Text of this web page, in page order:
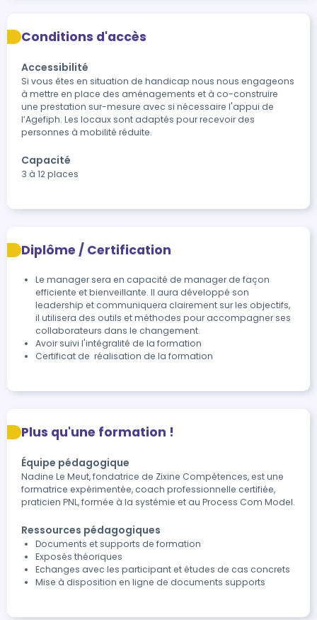
Conditions d'accès
Accessibilité
Si vous êtes en situation de handicap nous nous engageons
à mettre en place des aménagements et à co-construire
une prestation sur-mesure avec si nécessaire l'appui de
l’Agefiph. Les locaux sont adaptés pour recevoir des
personnes à mobilité réduite.
Capacité
3 à 12 places
Diplôme / Certification
Le manager sera en capacité de manager de façon
efficiente et bienveillante. Il aura développé son
leadership et communiquera clairement sur les objectifs,
il utilisera des outils et méthodes pour accompagner ses
collaborateurs dans le changement.
Avoir suivi l'intégralité de la formation
Certificat de  réalisation de la formation
Plus qu'une formation !
Équipe pédagogique
Nadine Le Meut, fondatrice de Zixine Compétences, est une
formatrice expérimentée, coach professionnelle certifiée,
praticien PNL, formée à la systémie et au Process Com Model.
Ressources pédagogiques
Documents et supports de formation
Exposés théoriques
Echanges avec les participant et études de cas concrets
Mise à disposition en ligne de documents supports